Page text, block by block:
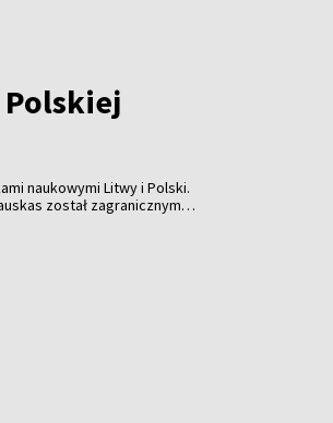
Polskiej
naukowymi Litwy i Polski.
został zagranicznym